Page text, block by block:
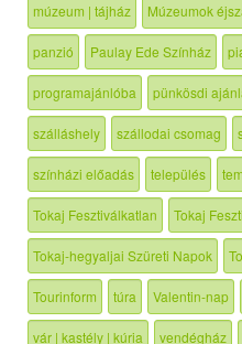
múzeum | tájház Múzeumok
panzió Paulay Ede Színház
programajánlóba pünkösdi
szálláshely szállodai csomag
színházi előadás település
Tokaj Fesztiválkatlan Tokaj
Tokaj-hegyaljai Szüreti Napok
Tourinform túra Valentin-nap
vár | kastély | kúria vendégház